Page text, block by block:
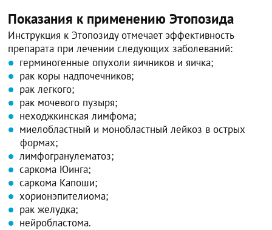
Показания к применению Этопозида
Инструкция к Этопозиду отмечает эффективность
препарата при лечении следующих заболеваний:
герминогенные опухоли яичников и яичка;
рак коры надпочечников;
рак легкого;
рак мочевого пузыря;
неходжкинская лимфома;
миелобластный и монобластный лейкоз в острых
формах;
лимфогранулематоз;
саркома Юинга;
саркома Капоши;
хорионэпителиома;
рак желудка;
нейробластома.